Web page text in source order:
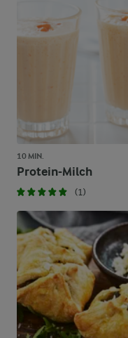
10 MIN.
Protein-Milch
(1)